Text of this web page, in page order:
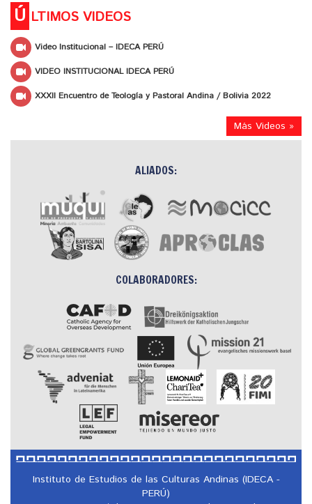
Ú LTIMOS VIDEOS
Video Institucional – IDECA PERÚ
VIDEO INSTITUCIONAL IDECA PERÚ
XXXII Encuentro de Teología y Pastoral Andina / Bolivia 2022
Más Videos »
ALIADOS:
COLABORADORES:
Instituto de Estudios de las Culturas Andinas (IDECA -
PERÚ)